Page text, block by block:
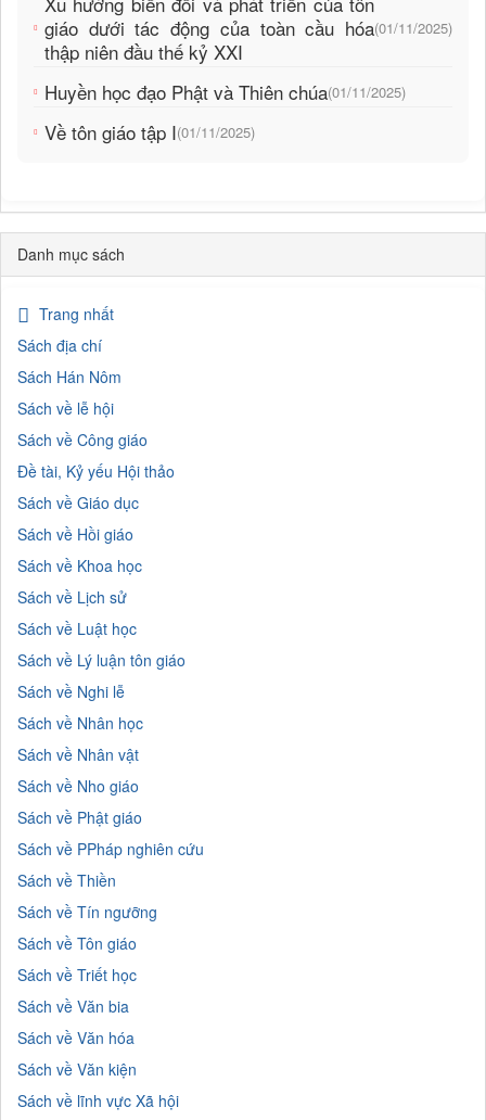
giáo dưới tác động của toàn cầu hóa
thập niên đầu thế kỷ XXI
(01/11/2025)
Huyền học đạo Phật và Thiên chúa(01/11/2025)
Về tôn giáo tập I(01/11/2025)
Danh mục sách
Trang nhất
Sách địa chí
Sách Hán Nôm
Sách về lễ hội
Sách về Công giáo
Đề tài, Kỷ yếu Hội thảo
Sách về Giáo dục
Sách về Hồi giáo
Sách về Khoa học
Sách về Lịch sử
Sách về Luật học
Sách về Lý luận tôn giáo
Sách về Nghi lễ
Sách về Nhân học
Sách về Nhân vật
Sách về Nho giáo
Sách về Phật giáo
Sách về PPháp nghiên cứu
Sách về Thiền
Sách về Tín ngưỡng
Sách về Tôn giáo
Sách về Triết học
Sách về Văn bia
Sách về Văn hóa
Sách về Văn kiện
Sách về lĩnh vực Xã hội